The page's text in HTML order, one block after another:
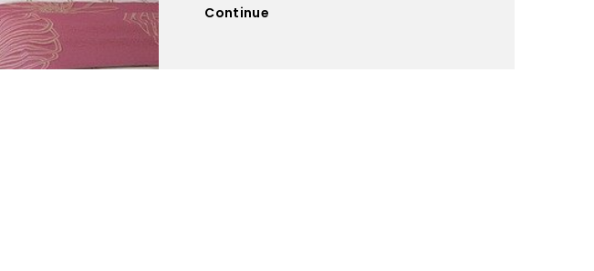
Continue